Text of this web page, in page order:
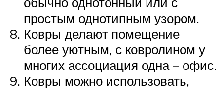
простым однотипным узором.
Ковры делают помещение
более уютным, с ковролином у
многих ассоциация одна – офис.
Ковры можно использовать,